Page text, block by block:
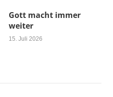
Gott macht immer
weiter
15. Juli 2026